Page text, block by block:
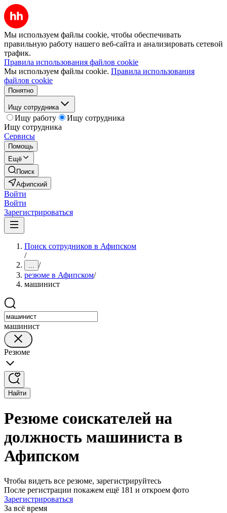
Мы используем файлы cookie, чтобы обеспечивать
правильную работу нашего веб-сайта и анализировать сетевой
трафик.
Правила использования файлов cookie
Мы используем файлы cookie. Правила использования
файлов cookie
Понятно
Ищу сотрудника
Ищу работу
Ищу сотрудника
Ищу сотрудника
Сервисы
Помощь
Ещё
Поиск
Афипский
Войти
Войти
Зарегистрироваться
Поиск сотрудников в Афипском
/
... /
резюме в Афипском/
машинист
машинист
Резюме
Найти
Резюме соискателей на
должность машиниста в
Афипском
Чтобы видеть все резюме, зарегистрируйтесь
После регистрации покажем ещё 181 и откроем фото
Зарегистрироваться
За всё время